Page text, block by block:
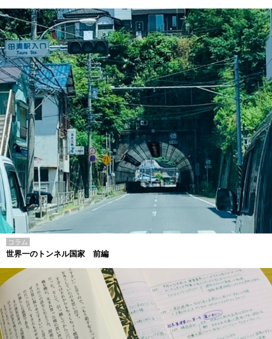
コラム
世界一のトンネル国家 前編